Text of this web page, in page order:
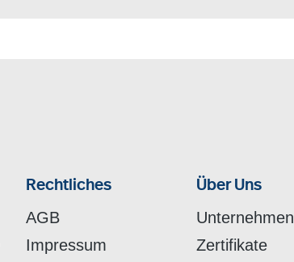
Rechtliches
AGB
Impressum
Über Uns
Unternehmen
Zertifikate